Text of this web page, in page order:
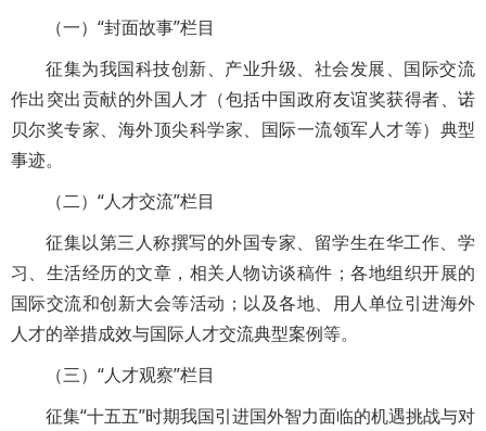
（一）“封面故事”栏目
征集为我国科技创新、产业升级、社会发展、国际交流
作出突出贡献的外国人才（包括中国政府友谊奖获得者、诺
贝尔奖专家、海外顶尖科学家、国际一流领军人才等）典型
事迹。
（二）“人才交流”栏目
征集以第三人称撰写的外国专家、留学生在华工作、学
习、生活经历的文章，相关人物访谈稿件；各地组织开展的
国际交流和创新大会等活动；以及各地、用人单位引进海外
人才的举措成效与国际人才交流典型案例等。
（三）“人才观察”栏目
征集“十五五”时期我国引进国外智力面临的机遇挑战与对